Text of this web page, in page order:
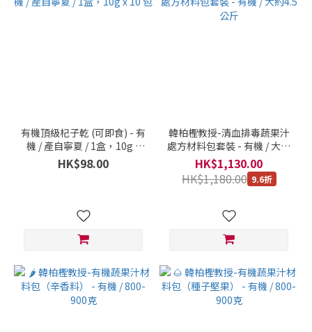
有機頂級杞子乾 (可即食) - 有
機 / 產自寧夏 / 1盒，10g x
10 包
HK$98.00
韓柏檉教授-清血排毒蔬果汁
處方材料包套裝 - 有機 / 大約
4.5公斤
HK$1,130.00
HK$1,180.00 9.6折